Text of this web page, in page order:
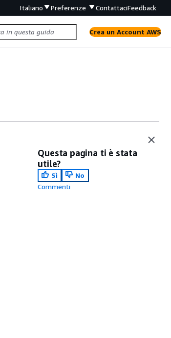
Italiano Preferenze ContattaciFeedback
Crea un Account AWS
Questa pagina ti è stata
utile?
Sì
No
Commenti